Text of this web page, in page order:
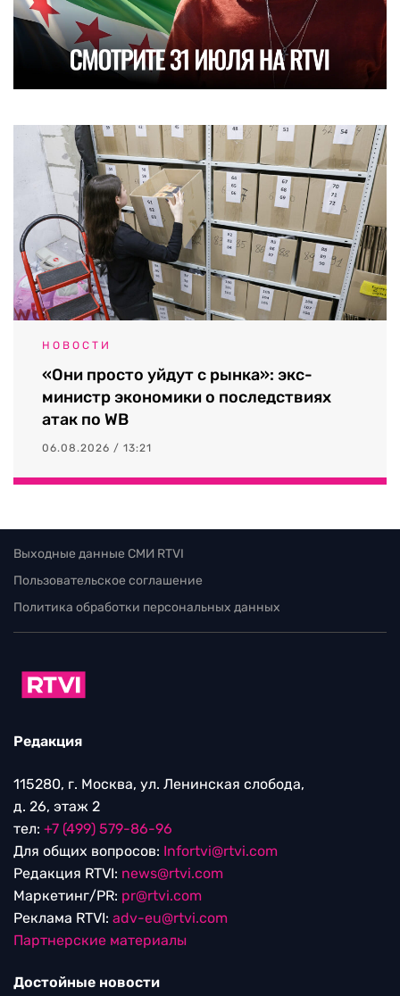
НОВОСТИ
«Они просто уйдут с рынка»: экс-
министр экономики о последствиях
атак по WB
06.08.2026 / 13:21
Выходные данные СМИ RTVI
Пользовательское соглашение
Политика обработки персональных данных
Редакция
115280, г. Москва, ул. Ленинская слобода,
д. 26, этаж 2
тел: +7 (499) 579-86-96
Для общих вопросов: Infortvi@rtvi.com
Редакция RTVI: news@rtvi.com
Маркетинг/PR: pr@rtvi.com
Реклама RTVI: adv-eu@rtvi.com
Партнерские материалы
Достойные новости